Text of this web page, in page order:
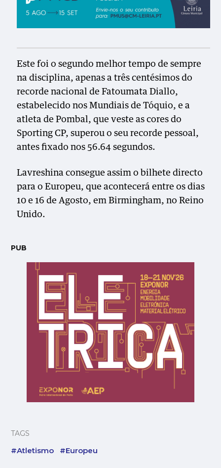
Este foi o segundo melhor tempo de sempre
na disciplina, apenas a três centésimos do
recorde nacional de Fatoumata Diallo,
estabelecido nos Mundiais de Tóquio, e a
atleta de Pombal, que veste as cores do
Sporting CP, superou o seu recorde pessoal,
antes fixado nos 56.64 segundos.
Lavreshina consegue assim o bilhete directo
para o Europeu, que acontecerá entre os dias
10 e 16 de Agosto, em Birmingham, no Reino
Unido.
PUB
TAGS
#Atletismo #Europeu